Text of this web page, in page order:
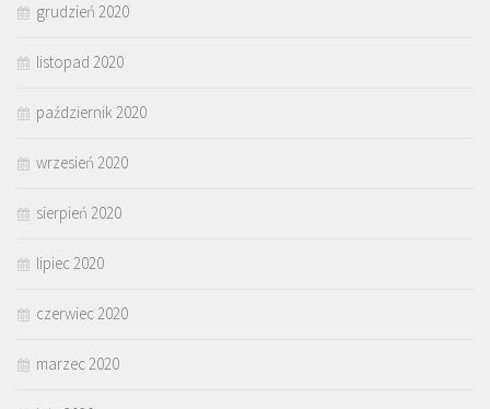
grudzień 2020
listopad 2020
październik 2020
wrzesień 2020
sierpień 2020
lipiec 2020
czerwiec 2020
marzec 2020